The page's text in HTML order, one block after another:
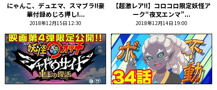
にゃんこ、デュエマ、スマブラ!!豪
華付録めじろ押し!...
2018年12月15日 12:30
【超激レア!!】コロコロ限定妖怪ア
ーク“夜叉エンマ”...
2018年12月14日 19:00